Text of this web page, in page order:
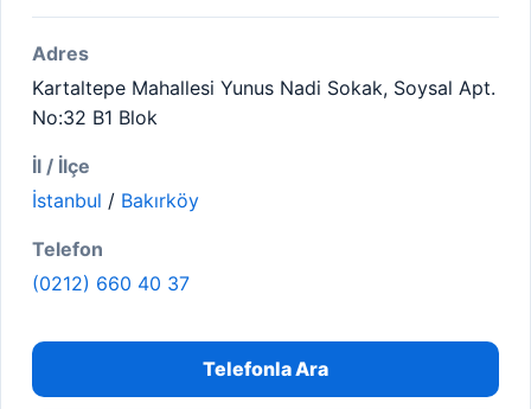
Adres
Kartaltepe Mahallesi Yunus Nadi Sokak, Soysal Apt.
No:32 B1 Blok
İl / İlçe
İstanbul / Bakırköy
Telefon
(0212) 660 40 37
Telefonla Ara